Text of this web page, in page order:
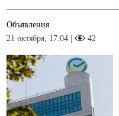
Объявления
21 октября, 17:04 |
42